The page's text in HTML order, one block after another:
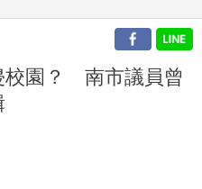
校園？ 南市議員曾